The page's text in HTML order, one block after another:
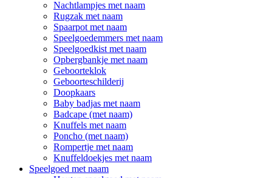
Nachtlampjes met naam
Rugzak met naam
Spaarpot met naam
Speelgoedemmers met naam
Speelgoedkist met naam
Opbergbankje met naam
Geboorteklok
Geboorteschilderij
Doopkaars
Baby badjas met naam
Badcape (met naam)
Knuffels met naam
Poncho (met naam)
Rompertje met naam
Knuffeldoekjes met naam
Speelgoed met naam